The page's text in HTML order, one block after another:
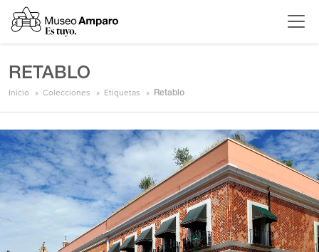
RETABLO
Inicio Colecciones Etiquetas Retablo